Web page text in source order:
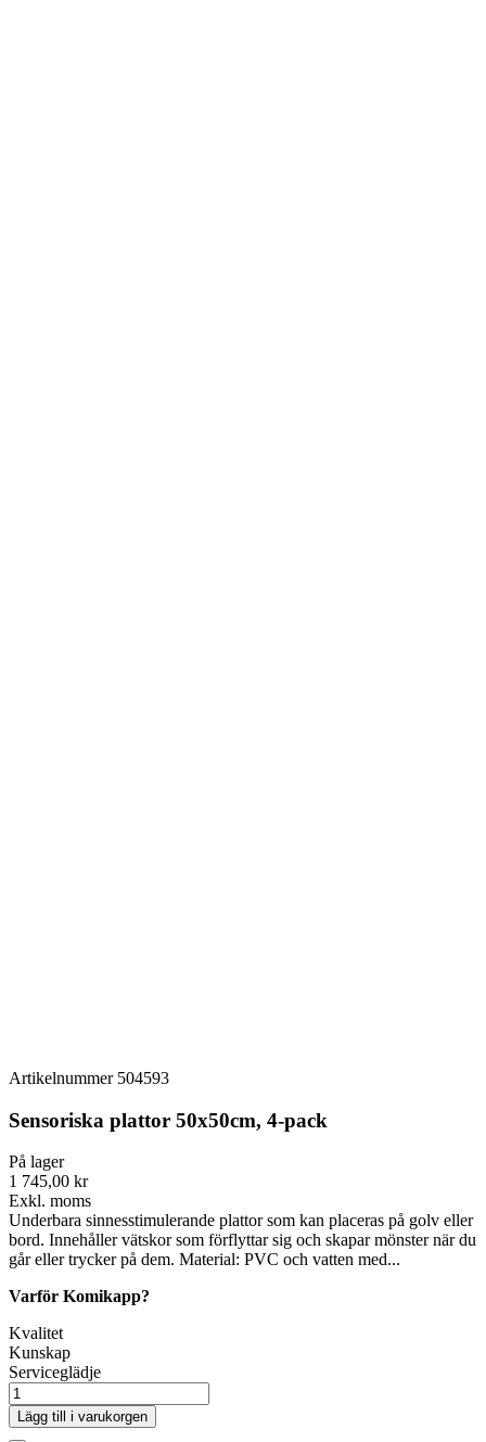
Artikelnummer 504593
Sensoriska plattor 50x50cm, 4-pack
På lager
1 745,00 kr
Exkl. moms
Underbara sinnesstimulerande plattor som kan placeras på golv eller
bord. Innehåller vätskor som förflyttar sig och skapar mönster när du
går eller trycker på dem. Material: PVC och vatten med...
Varför Komikapp?
Kvalitet
Kunskap
Serviceglädje
Lägg till i varukorgen